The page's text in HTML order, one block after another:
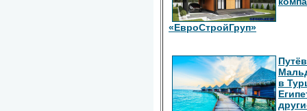
«ЕвроСтройГруп»
в